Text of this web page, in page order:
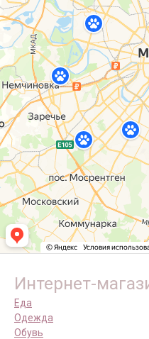
Интернет-
Еда
Одежда
Обувь